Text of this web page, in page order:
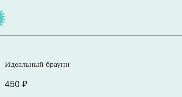
Идеальный брауни
450 ₽